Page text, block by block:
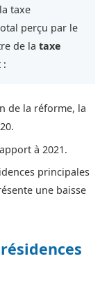
taxe
perçu par le
de la taxe
:
de la réforme, la
à 2021.
principales
une baisse